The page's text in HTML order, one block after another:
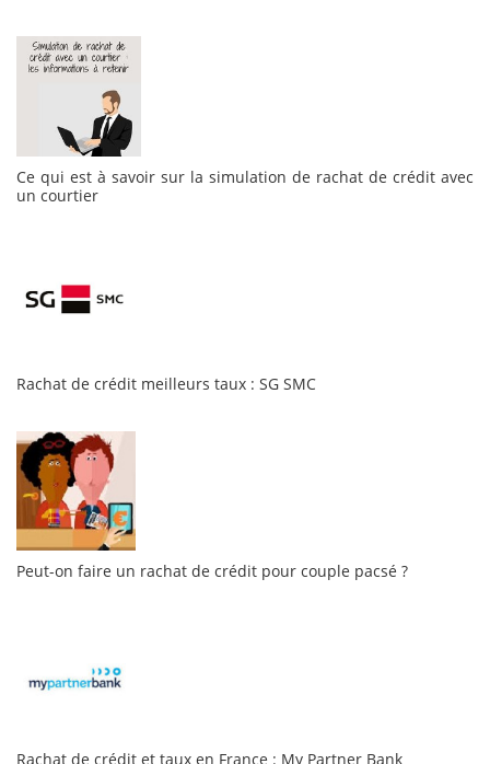
Ce qui est à savoir sur la simulation de rachat de crédit avec
un courtier
Rachat de crédit meilleurs taux : SG SMC
Peut-on faire un rachat de crédit pour couple pacsé ?
Rachat de crédit et taux en France : My Partner Bank